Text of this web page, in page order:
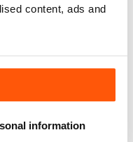
content, ads and
information
24 novembre 2012